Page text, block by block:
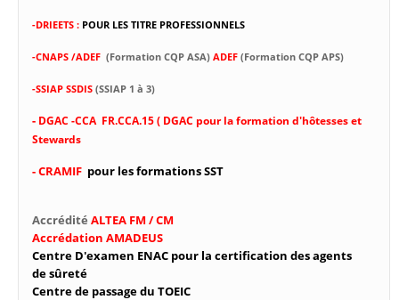
-DRIEETS : POUR LES TITRE PROFESSIONNELS
-CNAPS /ADEF (Formation CQP ASA) ADEF (Formation CQP APS)
-SSIAP SSDIS (SSIAP 1 à 3)
- DGAC -CCA FR.CCA.15 ( DGAC pour la formation d'hôtesses et
Stewards
- CRAMIF pour les formations SST
Accrédité ALTEA FM / CM
Accrédation AMADEUS
Centre D'examen ENAC pour la certification des agents
de sûreté
Centre de passage du TOEIC